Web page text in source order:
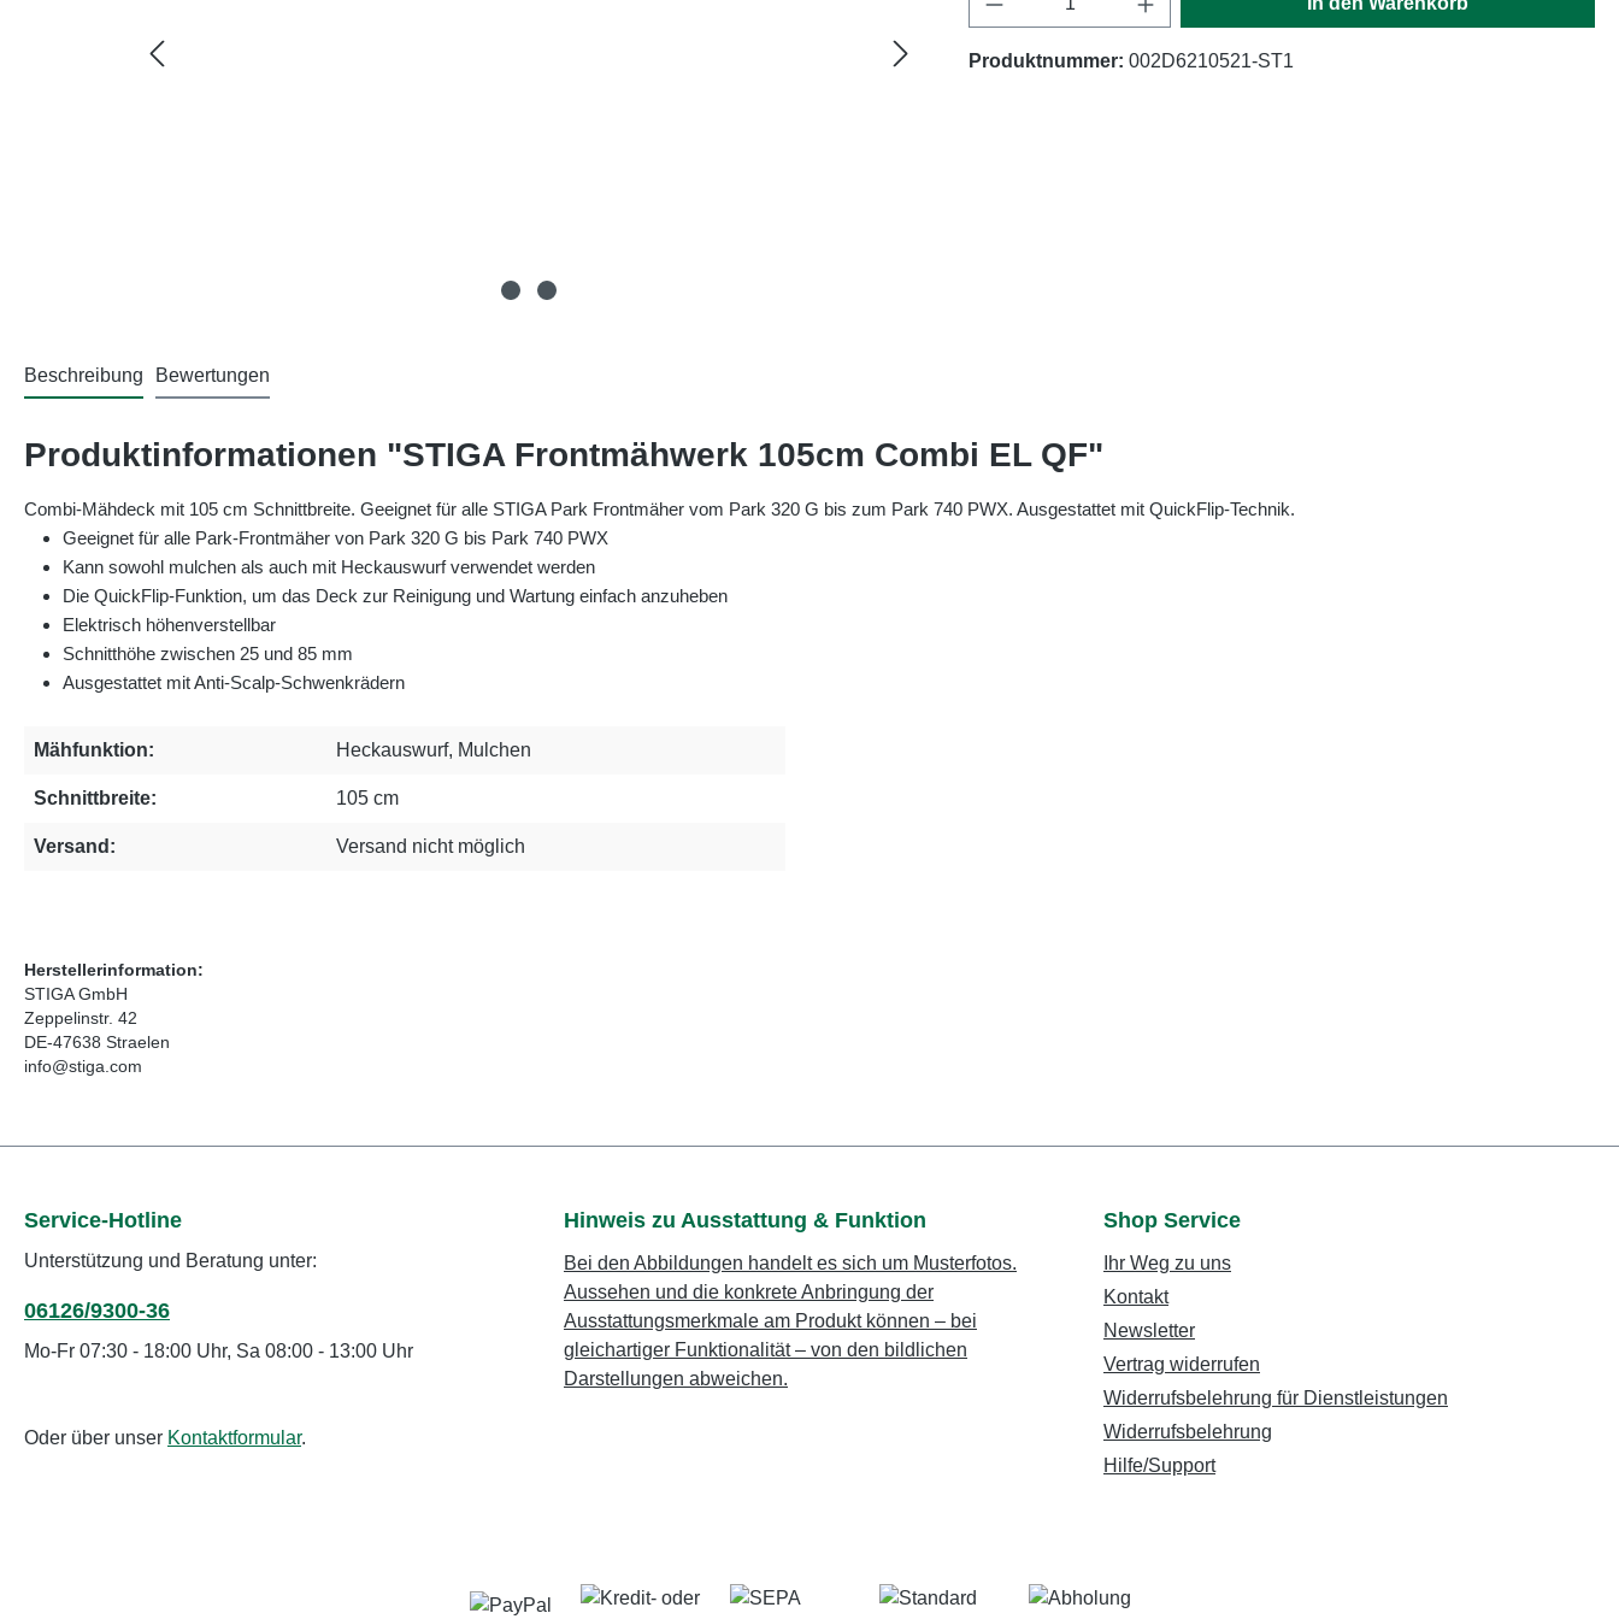
Produktnummer: 002D6210521-ST1
Beschreibung Bewertungen
Produktinformationen "STIGA Frontmähwerk 105cm Combi EL QF"
Combi-Mähdeck mit 105 cm Schnittbreite. Geeignet für alle STIGA Park Frontmäher vom Park 320 G bis zum Park 740 PWX. Ausgestattet mit QuickFlip-Technik.
Geeignet für alle Park-Frontmäher von Park 320 G bis Park 740 PWX
Kann sowohl mulchen als auch mit Heckauswurf verwendet werden
Die QuickFlip-Funktion, um das Deck zur Reinigung und Wartung einfach anzuheben
Elektrisch höhenverstellbar
Schnitthöhe zwischen 25 und 85 mm
Ausgestattet mit Anti-Scalp-Schwenkrädern
Mähfunktion: Heckauswurf, Mulchen
Schnittbreite: 105 cm
Versand: Versand nicht möglich
Herstellerinformation:
STIGA GmbH
Zeppelinstr. 42
DE-47638 Straelen
info@stiga.com
Service-Hotline
Unterstützung und Beratung unter:
06126/9300-36
Mo-Fr 07:30 - 18:00 Uhr, Sa 08:00 - 13:00 Uhr
Oder über unser Kontaktformular.
Hinweis zu Ausstattung & Funktion
Bei den Abbildungen handelt es sich um Musterfotos.
Aussehen und die konkrete Anbringung der
Ausstattungsmerkmale am Produkt können – bei
gleichartiger Funktionalität – von den bildlichen
Darstellungen abweichen.
Shop Service
Ihr Weg zu uns
Kontakt
Newsletter
Vertrag widerrufen
Widerrufsbelehrung für Dienstleistungen
Widerrufsbelehrung
Hilfe/Support